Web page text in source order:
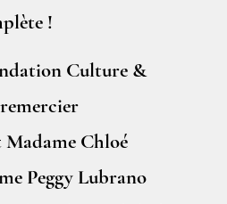
!
Culture &
Madame Chloé
Peggy Lubrano